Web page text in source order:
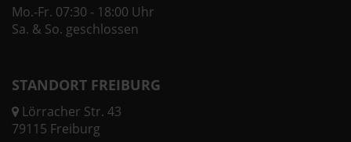
Mo.-Fr. 07:30 - 18:00 Uhr
Sa. & So. geschlossen
STANDORT FREIBURG
Lörracher Str. 43
79115 Freiburg